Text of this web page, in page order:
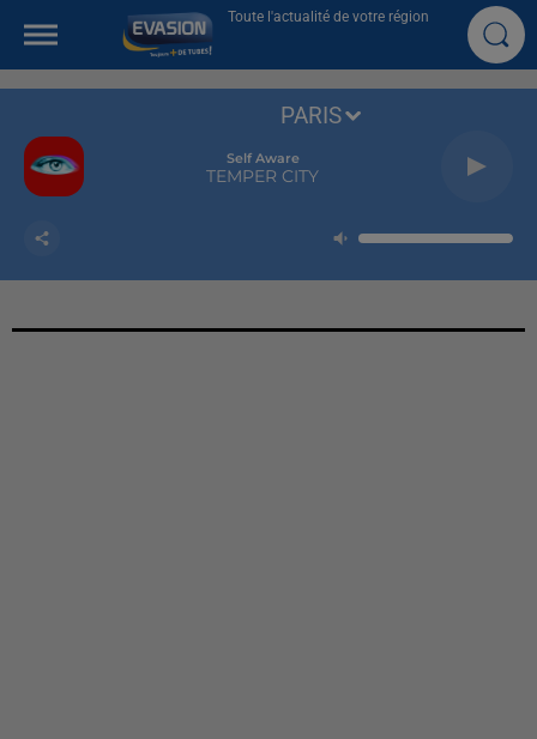
Toute l'actualité de votre région
Self Aware
TEMPER CITY
PARIS